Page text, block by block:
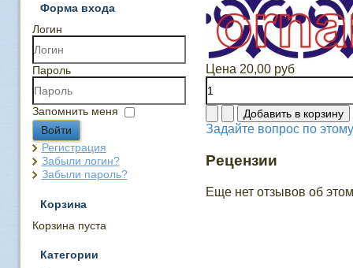
Форма входа
Логин
Пароль
Запомнить меня
Войти
Регистрация
Забыли логин?
Забыли пароль?
Корзина
Корзина пуста
Категории
Цена 20,00 руб
Задайте вопрос по
Рецензии
Еще нет отзывов об